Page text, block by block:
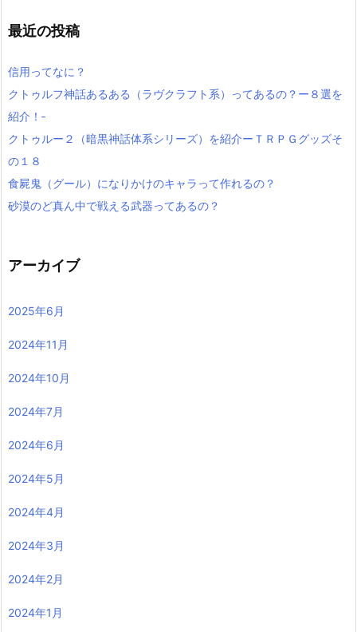
最近の投稿
信用ってなに？
クトゥルフ神話あるある（ラヴクラフト系）ってあるの？ー８選を
紹介！‐
クトゥルー２（暗黒神話体系シリーズ）を紹介ーＴＲＰＧグッズそ
の１８
食屍鬼（グール）になりかけのキャラって作れるの？
砂漠のど真ん中で戦える武器ってあるの？
アーカイブ
2025年6月
2024年11月
2024年10月
2024年7月
2024年6月
2024年5月
2024年4月
2024年3月
2024年2月
2024年1月